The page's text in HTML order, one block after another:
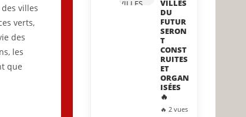
villes
verts,
des
les
que
VILLES
DU
FUTUR
SERON
T
CONST
RUITES
ET
ORGAN
ISÉES
🔥
🔥 2 vues